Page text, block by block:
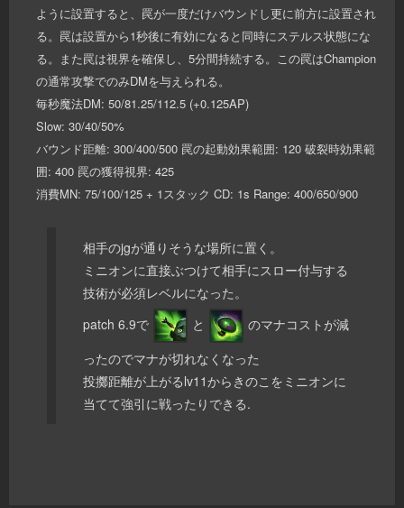
ように設置すると、罠が一度だけバウンドし更に前方に設置され
る。罠は設置から1秒後に有効になると同時にステルス状態にな
る。また罠は視界を確保し、5分間持続する。この罠はChampion
の通常攻撃でのみDMを与えられる。
毎秒魔法DM: 50/81.25/112.5 (+0.125AP)
Slow: 30/40/50%
バウンド距離: 300/400/500 罠の起動効果範囲: 120 破裂時効果範
囲: 400 罠の獲得視界: 425
消費MN: 75/100/125 + 1スタック CD: 1s Range: 400/650/900
相手のjgが通りそうな場所に置く。
ミニオンに直接ぶつけて相手にスロー付与する
技術が必須レベルになった。
patch 6.9で
と
のマナコストが減
ったのでマナが切れなくなった
投擲距離が上がるlv11からきのこをミニオンに
当てて強引に戦ったりできる.